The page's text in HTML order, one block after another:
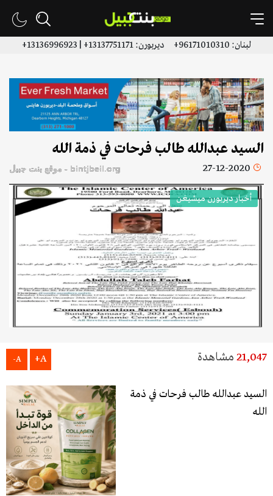
لبنان: 96171010310+ ديربورن: 13137751171+ | 13136996923+
السيد عبدالله طالب فرحات في ذمة الله
27-12-2020 bintjbeil.org - موقع بنت جبيل
أخبار ديربورن ميشيغن
21,047 مشاهدة A+
A-
السيد عبدالله طالب فرحات في ذمة
الله